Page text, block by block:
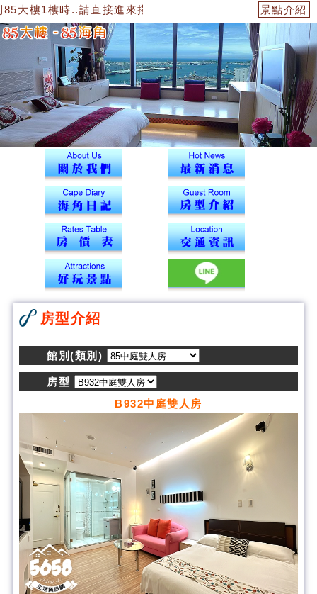
樓1樓時..請直接進來搭電梯到12樓43號海角辦公室找我
景點介紹
房型介紹
館別(類別)
房型
B932中庭雙人房